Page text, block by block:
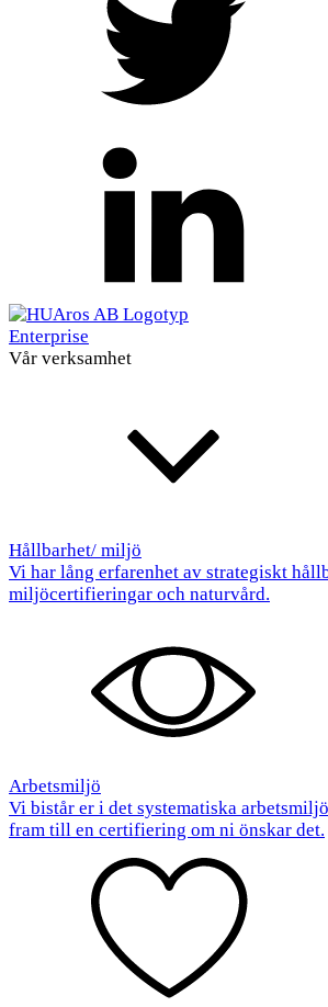
Enterprise
Vår verksamhet
Hållbarhet/ miljö
Vi har lång erfarenhet av strategiskt
miljöcertifieringar och naturvård.
Arbetsmiljö
Vi bistår er i det systematiska
fram till en certifiering om ni önskar det.